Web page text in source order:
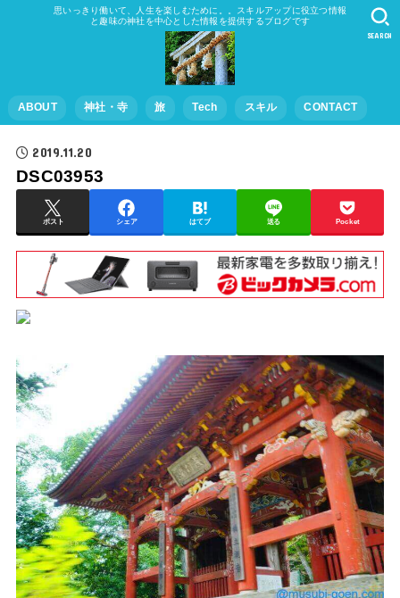
思いっきり働いて、人生を楽しむために。。スキルアップに役立つ情報
と趣味の神社を中心とした情報を提供するブログです
ABOUT 神社・寺 旅 Tech スキル CONTACT
SEARCH
2019.11.20
DSC03953
ポスト シェア はてブ 送る Pocket